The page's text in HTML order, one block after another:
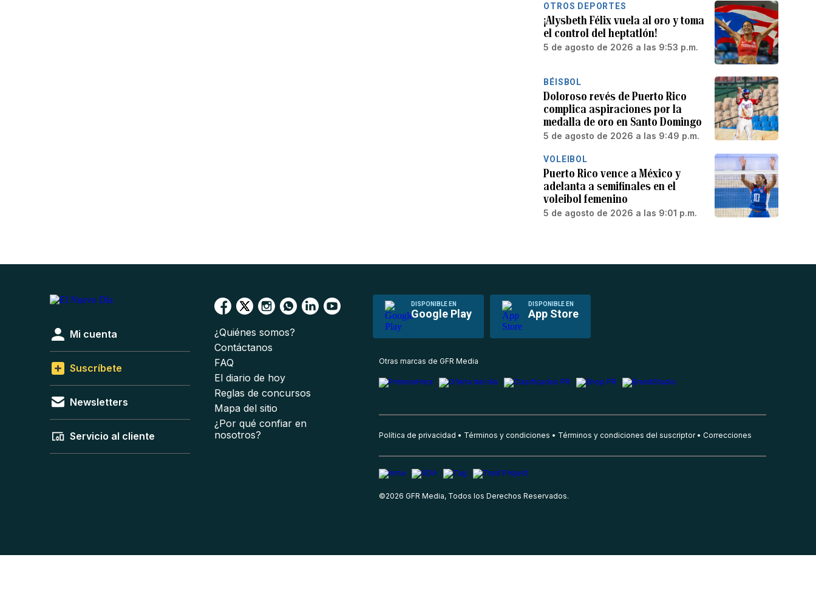
OTROS DEPORTES
¡Alysbeth Félix vuela al oro y toma
el control del heptatlón!
5 de agosto de 2026 a las 9:53 p.m.
BÉISBOL
Doloroso revés de Puerto Rico
complica aspiraciones por la
medalla de oro en Santo Domingo
5 de agosto de 2026 a las 9:49 p.m.
VOLEIBOL
Puerto Rico vence a México y
adelanta a semifinales en el
voleibol femenino
5 de agosto de 2026 a las 9:01 p.m.
DISPONIBLE EN
Google Play
DISPONIBLE EN
App Store
Mi cuenta
Suscríbete
Newsletters
Servicio al cliente
¿Quiénes somos?
Contáctanos
FAQ
El diario de hoy
Reglas de concursos
Mapa del sitio
¿Por qué confiar en
nosotros?
Otras marcas de GFR Media
Política de privacidad Términos y condiciones Términos y condiciones del suscriptor Correcciones
©2026 GFR Media, Todos los Derechos Reservados.